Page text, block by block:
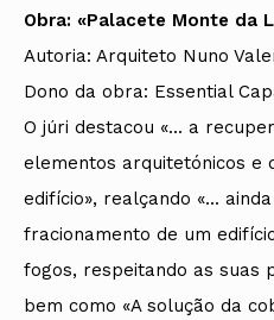
Obra: «Palacete Monte da
Autoria: Arquiteto Nuno
Dono da obra: Essential
O júri destacou «... a
elementos arquitetónicos e
edifício», realçando «...
fracionamento de um
fogos, respeitando as suas
bem como «A solução da